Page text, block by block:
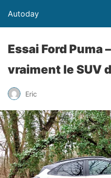
Autoday
Essai Ford Puma
vraiment le SUV
Eric